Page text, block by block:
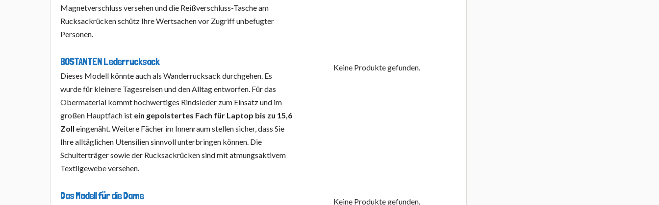
Magnetverschluss versehen und die Reißverschluss-Tasche am
Rucksackrücken schütz Ihre Wertsachen vor Zugriff unbefugter
Personen.
BOSTANTEN Lederrucksack
Dieses Modell könnte auch als Wanderrucksack durchgehen. Es
wurde für kleinere Tagesreisen und den Alltag entworfen. Für das
Obermaterial kommt hochwertiges Rindsleder zum Einsatz und im
großen Hauptfach ist ein gepolstertes Fach für Laptop bis zu 15,6
Zoll eingenäht. Weitere Fächer im Innenraum stellen sicher, dass Sie
Ihre alltäglichen Utensilien sinnvoll unterbringen können. Die
Schulterträger sowie der Rucksackrücken sind mit atmungsaktivem
Textilgewebe versehen.
Keine Produkte gefunden.
Das Modell für die Dame Keine Produkte gefunden.